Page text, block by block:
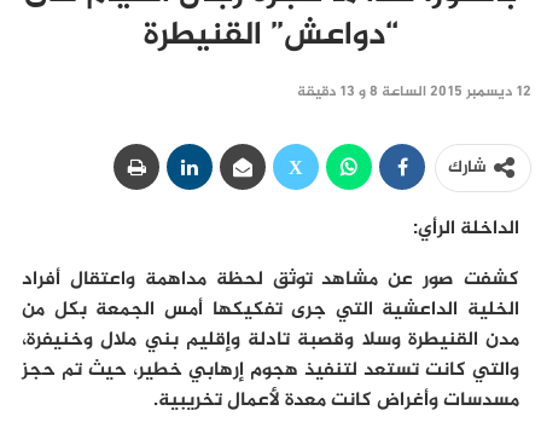
“دواعش” القنيطرة
12 ديسمبر 2015 الساعة 8 و 13 دقيقة
شارك
الداخلة الرأي:
كشفت صور عن مشاهد توثق لحظة مداهمة واعتقال أفراد
الخلية الداعشية التي جرى تفكيكها أمس الجمعة بكل من
مدن القنيطرة وسلا وقصبة تادلة وإقليم بني ملال وخنيفرة،
والتي كانت تستعد لتنفيذ هجوم إرهابي خطير، حيث تم حجز
مسدسات وأغراض كانت معدة لأعمال تخريبية.